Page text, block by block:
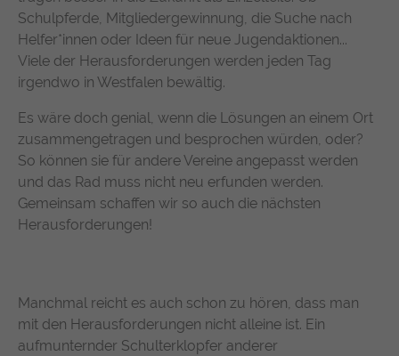
Schulpferde, Mitgliedergewinnung, die Suche nach
Helfer*innen oder Ideen für neue Jugendaktionen...
Viele der Herausforderungen werden jeden Tag
irgendwo in Westfalen bewältig.
Es wäre doch genial, wenn die Lösungen an einem Ort
zusammengetragen und besprochen würden, oder?
So können sie für andere Vereine angepasst werden
und das Rad muss nicht neu erfunden werden.
Gemeinsam schaffen wir so auch die nächsten
Herausforderungen!
Manchmal reicht es auch schon zu hören, dass man
mit den Herausforderungen nicht alleine ist. Ein
aufmunternder Schulterklopfer anderer
Anbieter TYPO3
Laufzeit 1 Jahr
Zweck
Einstellungen.
Zweck
durchschnittliche Verweildauer auf der
Website und welche Seiten gelesen
wurden.
Name _pk_ses, _pk_cvar, _pk_hsr
Matomo
Laufzeit 30 Minuten
Wird von Matomo Analytics Platform
suchen. Ihre Interaktionen werden anonymisiert, um Ihre
Privatsphäre zu schützen und gleichzeitig den Service zu
verbessern.
Name chatbase_anon_id
Anbieter Chatbase (https://www.chatbase.co)
Laufzeit Session
Der Cookie unterstützt die Funktionalität
Daten erfasst, um Ihre Erfahrung zu
Cookie-Informationen anzeigen
Externe Inhalte
Bestimmte Funktionen dienen dazu, Inhalte oder Angebote
(z.B. Videos, Karten), die auf anderen Webseiten (YouTube,
Google Maps) veröffentlicht sind, auch auf unserer
Webseite anzuzeigen und wiederzugeben.
Barrow Street, Dublin 4, Ireland
Laufzeit 1 Jahr